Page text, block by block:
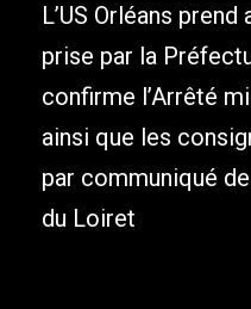
L’US Orléans
prise par la
confirme l’Arrêté
ainsi que les
par communiqué
du Loiret